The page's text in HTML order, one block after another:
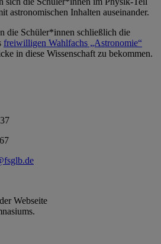
astronomischen Inhalten auseinander.
die Schüler*innen schließlich die
freiwilligen Wahlfachs „Astronomie“
in diese Wissenschaft zu bekommen.
Webseite